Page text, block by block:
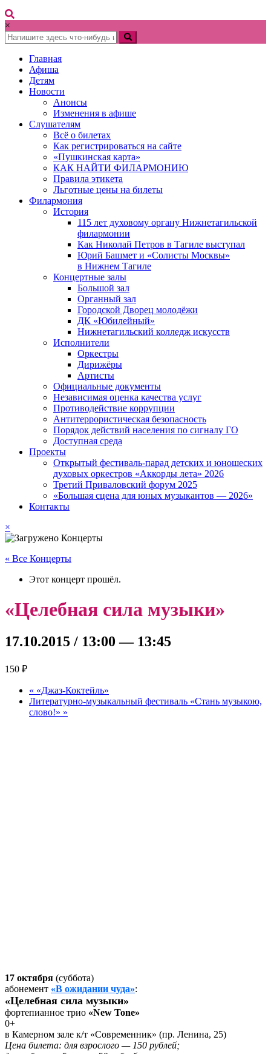
×
Главная
Афиша
Детям
Новости
Анонсы
Изменения в афише
Слушателям
Всё о билетах
Как регистрироваться на сайте
«Пушкинская карта»
КАК НАЙТИ ФИЛАРМОНИЮ
Правила этикета
Льготные цены на билеты
Филармония
История
115 лет духовому органу Нижнетагильской
филармонии
Как Николай Петров в Тагиле выступал
Юрий Башмет и «Солисты Москвы»
в Нижнем Тагиле
Концертные залы
Большой зал
Органный зал
Городской Дворец молодёжи
ДК «Юбилейный»
Нижнетагильский колледж искусств
Исполнители
Оркестры
Дирижёры
Артисты
Официальные документы
Независимая оценка качества услуг
Противодействие коррупции
Антитеррористическая безопасность
Порядок действий населения по сигналу ГО
Доступная среда
Проекты
Открытый фестиваль-парад детских и юношеских
духовых оркестров «Аккорды лета» 2026
Третий Приваловский форум 2025
«Большая сцена для юных музыкантов — 2026»
Контакты
×
« Все Концерты
Этот концерт прошёл.
«Целебная сила музыки»
17.10.2015 / 13:00 — 13:45
150 ₽
« «Джаз-Коктейль»
Литературно-музыкальный фестиваль «Стань музыкою,
слово!» »
17 октября (суббота)
абонемент «В ожидании чуда»:
«Целебная сила музыки»
фортепианное трио «New Tone»
0+
в Камерном зале к/т «Современник» (пр. Ленина, 25)
Цена билета: для взрослого — 150 рублей;